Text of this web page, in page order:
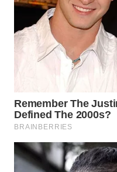
WN
BINTAN
WN
MANDALIKA
WN
LIKUPANG
LABUANBAJO